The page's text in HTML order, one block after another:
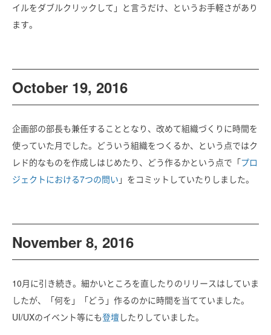
イルをダブルクリックして」と言うだけ、というお手軽さがあり
ます。
October 19, 2016
企画部の部長も兼任することとなり、改めて組織づくりに時間を
使っていた月でした。どういう組織をつくるか、という点ではク
レド的なものを作成しはじめたり、どう作るかという点で「プロ
ジェクトにおける7つの問い 」をコミットしていたりしました。
November 8, 2016
10月に引き続き。細かいところを直したりのリリースはしていま
したが、「何を」「どう」作るのかに時間を当てていました。
UI/UXのイベント等にも登壇したりしていました。